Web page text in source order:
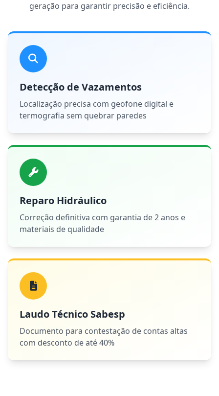
geração para garantir precisão e eficiência.
Detecção de Vazamentos
Localização precisa com geofone digital e
termografia sem quebrar paredes
Reparo Hidráulico
Correção definitiva com garantia de 2 anos e
materiais de qualidade
Laudo Técnico Sabesp
Documento para contestação de contas altas
com desconto de até 40%